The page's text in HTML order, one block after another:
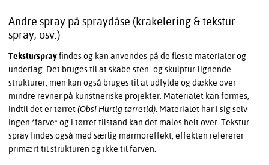
Andre spray på spraydåse (krakelering & tekstur
spray, osv.)
Tekstursprayfindes og kan anvendes på de fleste materialer og
underlag. Det bruges til at skabe sten- og skulptur-lignende
strukturer, men kan også bruges til at udfylde og dække over
mindre revner på kunstneriske projekter. Materialet kan formes,
indtil det er tørret(Obs! Hurtig tørretid). Materialet har i sig selv
ingen *farve* og i tørret tilstand kan det males helt over. Tekstur
spray findes også med særlig marmoreffekt, effekten refererer
primært til strukturen og ikke til farven.